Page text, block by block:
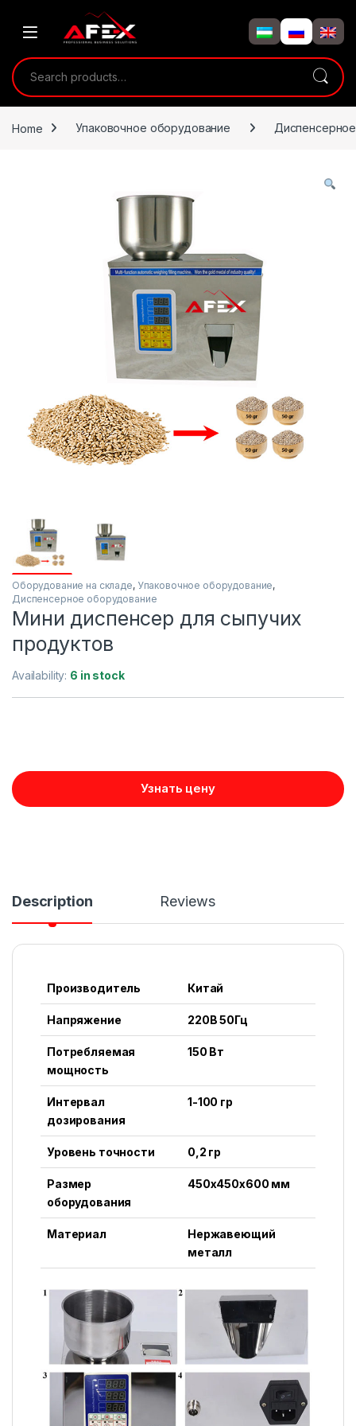
Search for:
Home Упаковочное оборудование
Оборудование на складе, Упаковочное оборудование,
Диспенсерное оборудование
Мини диспенсер для сыпучих
продуктов
Availability: 6 in stock
Узнать цену
Description Reviews
Производитель Китай
Напряжение 220В 50Гц
Потребляемая
мощность
150 Вт
Интервал
дозирования
1-100 гр
Уровень точности 0,2 гр
Размер
оборудования
450х450х600 мм
Материал
Нержавеющий
металл